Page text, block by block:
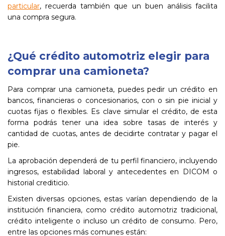
particular, recuerda también que un buen análisis facilita
una compra segura.
¿Qué crédito automotriz elegir para
comprar una camioneta?
Para comprar una camioneta, puedes pedir un crédito en
bancos, financieras o concesionarios, con o sin pie inicial y
cuotas fijas o flexibles. Es clave simular el crédito, de esta
forma podrás tener una idea sobre tasas de interés y
cantidad de cuotas, antes de decidirte contratar y pagar el
pie.
La aprobación dependerá de tu perfil financiero, incluyendo
ingresos, estabilidad laboral y antecedentes en DICOM o
historial crediticio.
Existen diversas opciones, estas varían dependiendo de la
institución financiera, como crédito automotriz tradicional,
crédito inteligente o incluso un crédito de consumo. Pero,
entre las opciones más comunes están: